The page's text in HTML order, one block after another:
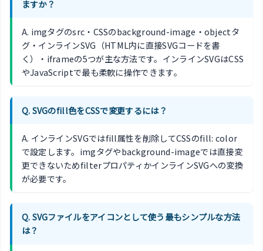
ますか？
A. imgタグのsrc・CSSのbackground-image・objectタ
グ・インラインSVG（HTML内に直接SVGコードを書
く）・iframeの5つが主な方法です。インラインSVGはCSS
やJavaScriptで最も柔軟に操作できます。
Q. SVGのfill色をCSSで変更するには？
A. インラインSVGではfill属性を削除してCSSのfill: color
で設定します。imgタグやbackground-imageでは直接変
更できないためfilterプロパティかインラインSVGへの変換
が必要です。
Q. SVGファイルをアイコンとして使う最もシンプルな方法
は？